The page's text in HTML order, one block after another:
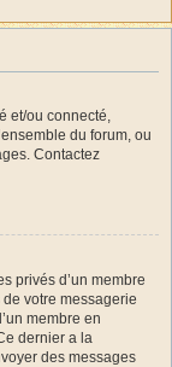
et/ou connecté,
du forum, ou
Contactez
privés d’un membre
votre messagerie
membre en
dernier a la
des messages